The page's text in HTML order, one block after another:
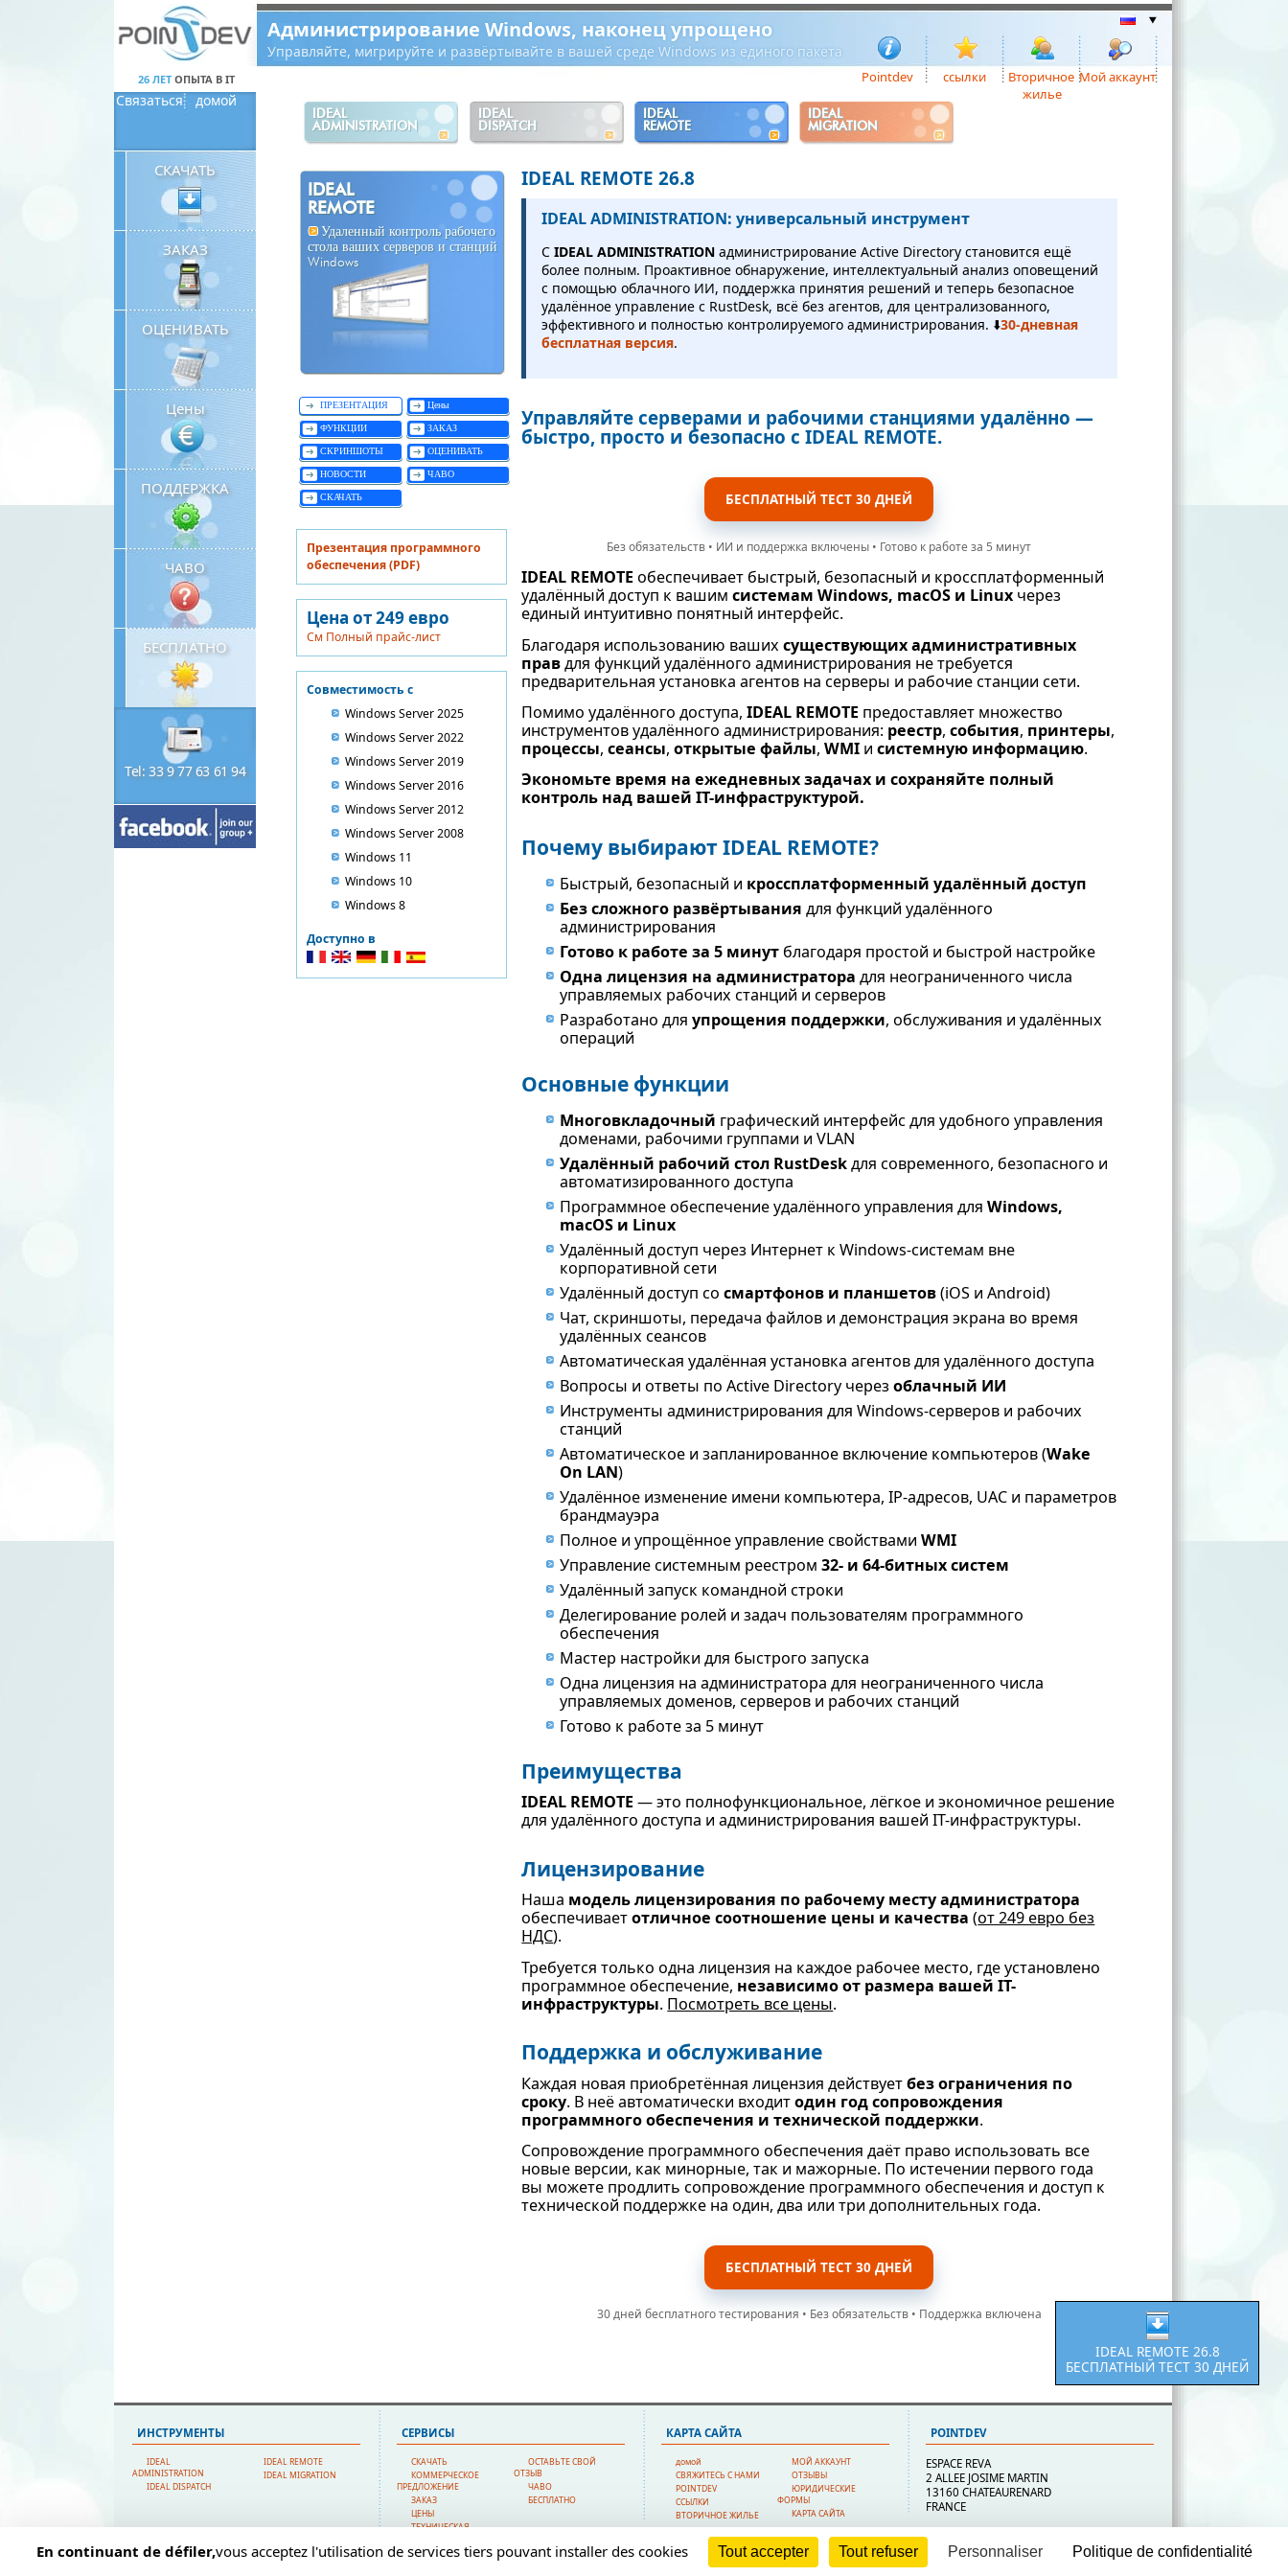
Администрирование Windows, наконец упрощено
Управляйте, мигрируйте и развёртывайте в вашей среде Windows из единого пакета
26 ЛЕТОПЫТА В IT Pointdev ссылки
Вторичное
жилье
Мой аккаунт
Связаться домой
IDEAL
ADMINISTRATION
IDEAL
DISPATCH
IDEAL
REMOTE
IDEAL
MIGRATION
СКАЧАТЬ
ЗАКАЗ
ОЦЕНИВАТЬ
Цены
ПОДДЕРЖКА
ЧАВО
БЕСПЛАТНО
Tel: 33 9 77 63 61 94
IDEAL
REMOTE
Удаленный контроль рабочего
стола ваших серверов и станций
Windows
ПРЕЗЕНТАЦИЯ
ФУНКЦИИ
СКРИНШОТЫ
НОВОСТИ
СКАЧАТЬ
Цены
ЗАКАЗ
ОЦЕНИВАТЬ
ЧАВО
Презентация программного
обеспечения (PDF)
Цена от 249 евро
См Полный прайс-лист
Совместимость с
Windows Server 2025
Windows Server 2022
Windows Server 2019
Windows Server 2016
Windows Server 2012
Windows Server 2008
Windows 11
Windows 10
Windows 8
Доступно в
IDEAL REMOTE 26.8
IDEAL ADMINISTRATION: универсальный инструмент
СIDEAL ADMINISTRATIONадминистрирование Active Directory становится ещё
более полным. Проактивное обнаружение, интеллектуальный анализ оповещений
с помощью облачного ИИ, поддержка принятия решений и теперь безопасное
удалённое управление с RustDesk, всё без агентов, для централизованного,
эффективного и полностью контролируемого администрирования. ⬇️30-дневная
бесплатная версия.
Управляйте серверами и рабочими станциями удалённо —
быстро, просто и безопасно с IDEAL REMOTE.
БЕСПЛАТНЫЙ ТЕСТ 30 ДНЕЙ
Без обязательств • ИИ и поддержка включены • Готово к работе за 5 минут
IDEAL REMOTE обеспечивает быстрый, безопасный и кроссплатформенный
удалённый доступ к вашимсистемам Windows, macOS и Linux через
единый интуитивно понятный интерфейс.
Благодаря использованию вашихсуществующих административных
правдля функций удалённого администрирования не требуется
предварительная установка агентов на серверы и рабочие станции сети.
Помимо удалённого доступа,IDEAL REMOTE предоставляет множество
инструментов удалённого администрирования: реестр,события, принтеры,
процессы,сеансы,открытые файлы,WMI исистемную информацию.
Экономьте время на ежедневных задачах и сохраняйте полный
контроль над вашей IT-инфраструктурой.
Почему выбирают IDEAL REMOTE?
Быстрый, безопасный и кроссплатформенный удалённый доступ
Без сложного развёртывания для функций удалённого
администрирования
Готово к работе за 5 минут благодаря простой и быстрой настройке
Одна лицензия на администратора для неограниченного числа
управляемых рабочих станций и серверов
Разработано дляупрощения поддержки, обслуживания и удалённых
операций
Основные функции
Многовкладочный графический интерфейс для удобного управления
доменами, рабочими группами и VLAN
Удалённый рабочий стол RustDeskдля современного, безопасного и
автоматизированного доступа
Программное обеспечение удалённого управления дляWindows,
macOS и Linux
Удалённый доступ через Интернет к Windows-системам вне
корпоративной сети
Удалённый доступ сосмартфонов и планшетов(iOS и Android)
Чат, скриншоты, передача файлов и демонстрация экрана во время
удалённых сеансов
Автоматическая удалённая установка агентов для удалённого доступа
Вопросы и ответы по Active Directory черезоблачный ИИ
Инструменты администрирования для Windows-серверов и рабочих
станций
Автоматическое и запланированное включение компьютеров (Wake
On LAN)
Удалённое изменение имени компьютера, IP-адресов, UAC и параметров
брандмауэра
Полное и упрощённое управление свойствамиWMI
Управление системным реестром32- и 64-битных систем
Удалённый запуск командной строки
Делегирование ролей и задач пользователям программного
обеспечения
Мастер настройки для быстрого запуска
Одна лицензия на администратора для неограниченного числа
управляемых доменов, серверов и рабочих станций
Готово к работе за 5 минут
Преимущества
IDEAL REMOTE— это полнофункциональное, лёгкое и экономичное решение
для удалённого доступа и администрирования вашей IT-инфраструктуры.
Лицензирование
Наша модель лицензирования по рабочему месту администратора
обеспечиваетотличное соотношение цены и качества (от 249 евро без
НДС).
Требуется только одна лицензия на каждое рабочее место, где установлено
программное обеспечение, независимо от размера вашей IT-
инфраструктуры. Посмотреть все цены.
Поддержка и обслуживание
Каждая новая приобретённая лицензия действуетбез ограничения по
сроку. В неё автоматически входитодин год сопровождения
программного обеспечения и технической поддержки.
Сопровождение программного обеспечения даёт право использовать все
новые версии, как минорные, так и мажорные. По истечении первого года
вы можете продлить сопровождение программного обеспечения и доступ к
технической поддержке на один, два или три дополнительных года.
БЕСПЛАТНЫЙ ТЕСТ 30 ДНЕЙ
30 дней бесплатного тестирования • Без обязательств • Поддержка включена
IDEAL REMOTE 26.8
БЕСПЛАТНЫЙ ТЕСТ 30 ДНЕЙ
ИНСТРУМЕНТЫ
IDEAL
ADMINISTRATION
IDEAL DISPATCH
IDEAL REMOTE
IDEAL MIGRATION
СЕРВИСЫ
СКАЧАТЬ
КОММЕРЧЕСКОЕ
ПРЕДЛОЖЕНИЕ
ЗАКАЗ
ЦЕНЫ
ТЕХНИЧЕСКАЯ
ОСТАВЬТЕ СВОЙ
ОТЗЫВ
ЧАВО
БЕСПЛАТНО
КAPTA CAЙTA
домой
СВЯЖИТЕСЬ С НАМИ
POINTDEV
ССЫЛКИ
ВТОРИЧНОЕ ЖИЛЬЕ
МОЙ АККАУНТ
ОТЗЫВЫ
ЮРИДИЧЕСКИЕ
ФОРМЫ
КAPTA CAЙTA
POINTDEV
ESPACE REVA
2 ALLEE JOSIME MARTIN
13160 CHATEAURENARD
FRANCE
Panneau de gestion des cookies
En continuant de défiler,vous acceptez l'utilisation de services tiers pouvant installer des cookies Tout accepter Tout refuser Personnaliser Politique de confidentialité